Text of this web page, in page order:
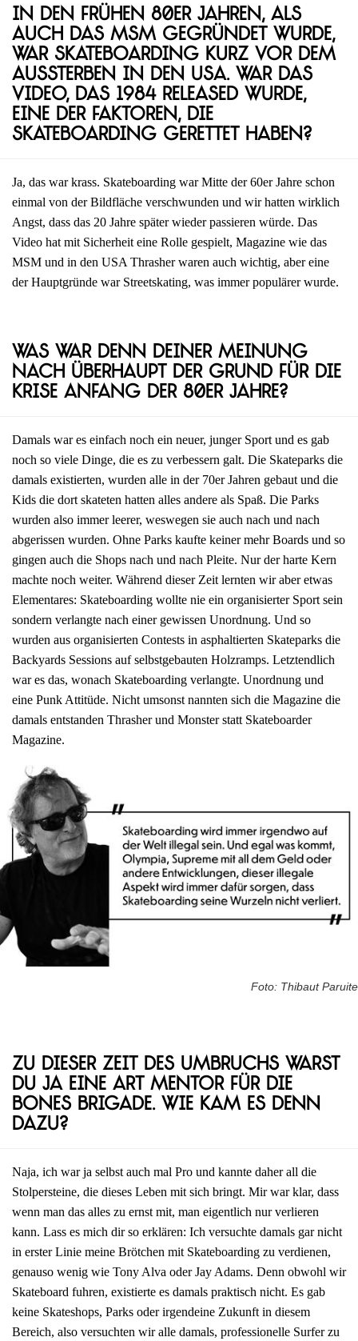
In den frühen 80er Jahren, als
auch das MSM gegründet wurde,
war Skateboarding kurz vor dem
Aussterben in den USA. War das
Video, das 1984 released wurde,
eine der Faktoren, die
Skateboarding gerettet haben?
Ja, das war krass. Skateboarding war Mitte der 60er Jahre schon
einmal von der Bildfläche verschwunden und wir hatten wirklich
Angst, dass das 20 Jahre später wieder passieren würde. Das
Video hat mit Sicherheit eine Rolle gespielt, Magazine wie das
MSM und in den USA Thrasher waren auch wichtig, aber eine
der Hauptgründe war Streetskating, was immer populärer wurde.
Was war denn deiner Meinung
nach überhaupt der Grund für die
Krise Anfang der 80er Jahre?
Damals war es einfach noch ein neuer, junger Sport und es gab
noch so viele Dinge, die es zu verbessern galt. Die Skateparks die
damals existierten, wurden alle in der 70er Jahren gebaut und die
Kids die dort skateten hatten alles andere als Spaß. Die Parks
wurden also immer leerer, weswegen sie auch nach und nach
abgerissen wurden. Ohne Parks kaufte keiner mehr Boards und so
gingen auch die Shops nach und nach Pleite. Nur der harte Kern
machte noch weiter. Während dieser Zeit lernten wir aber etwas
Elementares: Skateboarding wollte nie ein organisierter Sport sein
sondern verlangte nach einer gewissen Unordnung. Und so
wurden aus organisierten Contests in asphaltierten Skateparks die
Backyards Sessions auf selbstgebauten Holzramps. Letztendlich
war es das, wonach Skateboarding verlangte. Unordnung und
eine Punk Attitüde. Nicht umsonst nannten sich die Magazine die
damals entstanden Thrasher und Monster statt Skateboarder
Magazine.
Foto: Thibaut Paruite
Zu dieser Zeit des Umbruchs warst
du ja eine Art Mentor für die
Bones Brigade. Wie kam es denn
dazu?
Naja, ich war ja selbst auch mal Pro und kannte daher all die
Stolpersteine, die dieses Leben mit sich bringt. Mir war klar, dass
wenn man das alles zu ernst mit, man eigentlich nur verlieren
kann. Lass es mich dir so erklären: Ich versuchte damals gar nicht
in erster Linie meine Brötchen mit Skateboarding zu verdienen,
genauso wenig wie Tony Alva oder Jay Adams. Denn obwohl wir
Skateboard fuhren, existierte es damals praktisch nicht. Es gab
keine Skateshops, Parks oder irgendeine Zukunft in diesem
Bereich, also versuchten wir alle damals, professionelle Surfer zu